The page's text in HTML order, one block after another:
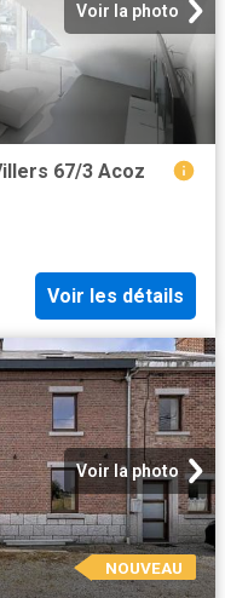
Voir la photo
67/3 Acoz
Voir les détails
Voir la photo
NOUVEAU